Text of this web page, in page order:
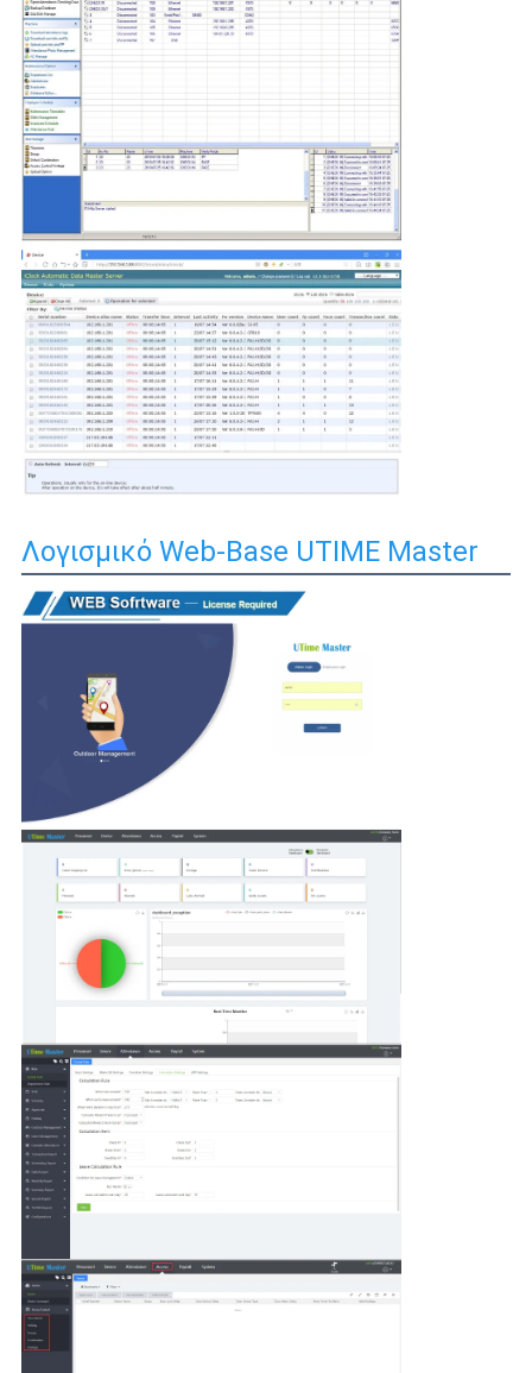
Λογισμικό Web-Base UTIME Master